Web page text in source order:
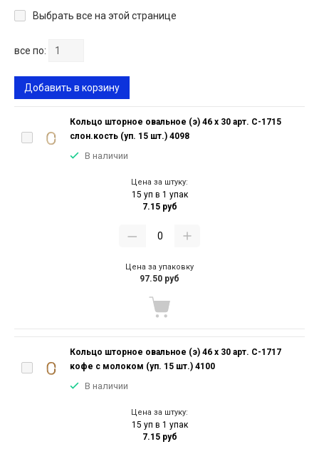
Выбрать все на этой странице
все по:
Добавить в корзину
Кольцо шторное овальное (э) 46 х 30 арт. С-1715
слон.кость (уп. 15 шт.) 4098
В наличии
Цена за штуку:
15 уп в 1 упак
7.15 руб
Цена за упаковку
97.50 руб
Кольцо шторное овальное (э) 46 х 30 арт. С-1717
кофе с молоком (уп. 15 шт.) 4100
В наличии
Цена за штуку:
15 уп в 1 упак
7.15 руб